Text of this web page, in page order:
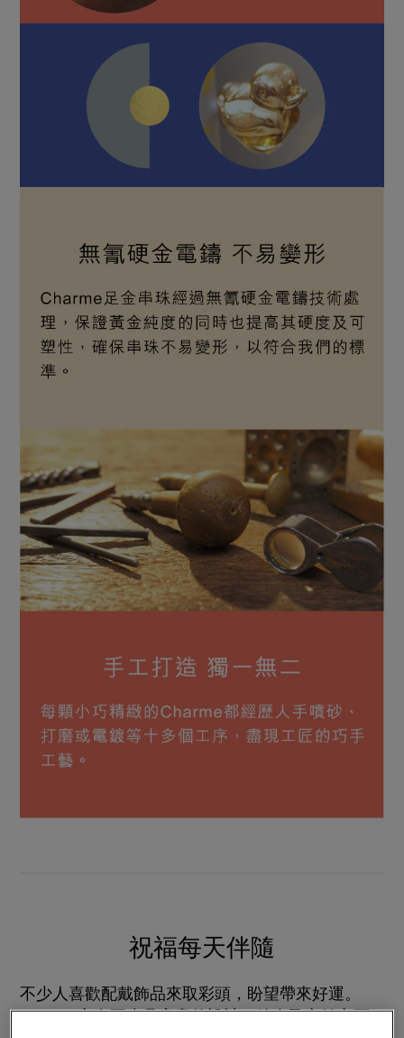
祝福每天伴隨
不少人喜歡配戴飾品來取彩頭，盼望帶來好運。
Charme亦有不少具寓意的設計，給自己之餘亦可